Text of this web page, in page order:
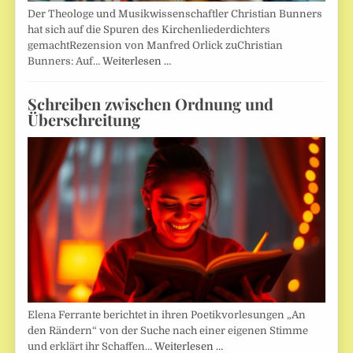
Der Theologe und Musikwissenschaftler Christian Bunners
hat sich auf die Spuren des Kirchenliederdichters
gemachtRezension von Manfred Orlick zuChristian
Bunners: Auf…Weiterlesen …
Schreiben zwischen Ordnung und
Überschreitung
Elena Ferrante berichtet in ihren Poetikvorlesungen „An
den Rändern“ von der Suche nach einer eigenen Stimme
und erklärt ihr Schaffen…Weiterlesen …